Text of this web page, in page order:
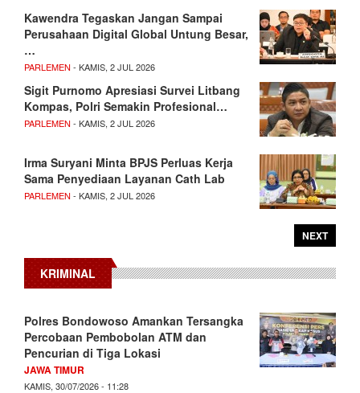
Kawendra Tegaskan Jangan Sampai
Perusahaan Digital Global Untung Besar,
…
PARLEMEN - KAMIS, 2 JUL 2026
Sigit Purnomo Apresiasi Survei Litbang
Kompas, Polri Semakin Profesional…
PARLEMEN - KAMIS, 2 JUL 2026
Irma Suryani Minta BPJS Perluas Kerja
Sama Penyediaan Layanan Cath Lab
PARLEMEN - KAMIS, 2 JUL 2026
NEXT
KRIMINAL
Polres Bondowoso Amankan Tersangka
Percobaan Pembobolan ATM dan
Pencurian di Tiga Lokasi
JAWA TIMUR
KAMIS, 30/07/2026 - 11:28